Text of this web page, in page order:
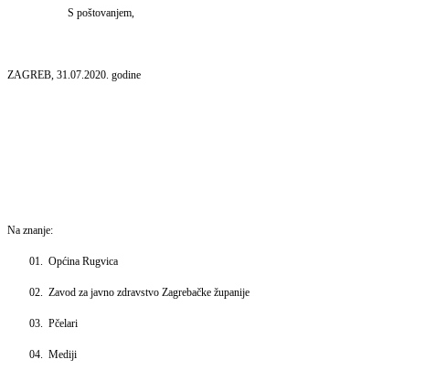
S poštovanjem,
ZAGREB, 31.07.2020. godine
Na znanje:
01. Općina Rugvica
02. Zavod za javno zdravstvo Zagrebačke županije
03. Pčelari
04. Mediji